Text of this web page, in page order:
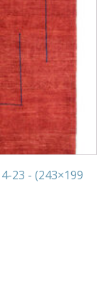
23 - (243×199